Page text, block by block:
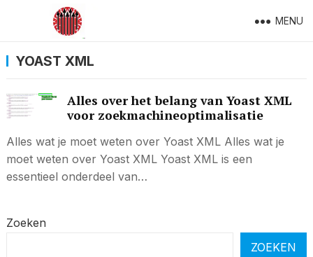
MENU
YOAST XML
Alles over het belang van Yoast XML
voor zoekmachineoptimalisatie
Alles wat je moet weten over Yoast XML Alles wat je
moet weten over Yoast XML Yoast XML is een
essentieel onderdeel van…
Zoeken
ZOEKEN